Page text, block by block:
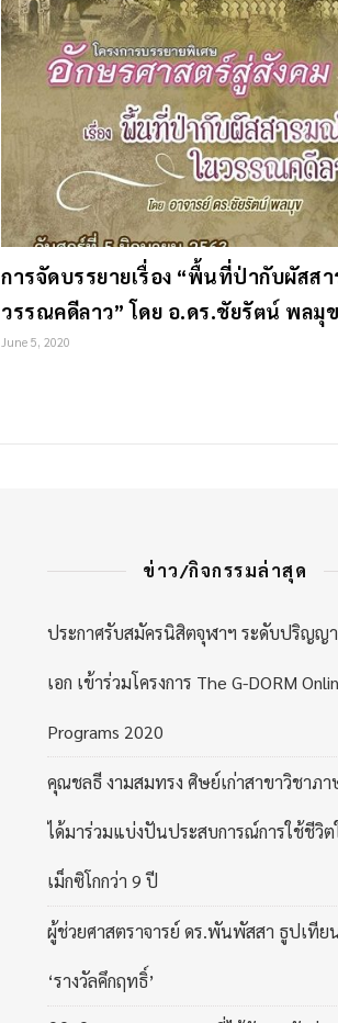
การจัดบรรยายเรื่อง “พื้นที่ป่ากับผัสส
วรรณคดีลาว” โดย อ.ดร.ชัยรัตน์ พลมุข
June 5, 2020
ข่าว/กิจกรรมล่าสุด
ประกาศรับสมัครนิสิตจุฬาฯ ระดับปริญญ
เอก เข้าร่วมโครงการ The G-DORM
Programs 2020
คุณชลธี งามสมทรง ศิษย์เก่าสาขาวิชาภ
ได้มาร่วมแบ่งปันประสบการณ์การใช้ชีวิต
เม็กซิโกกว่า 9 ปี
ผู้ช่วยศาสตราจารย์ ดร.พันพัสสา ธูปเทีย
‘รางวัลคึกฤทธิ์’